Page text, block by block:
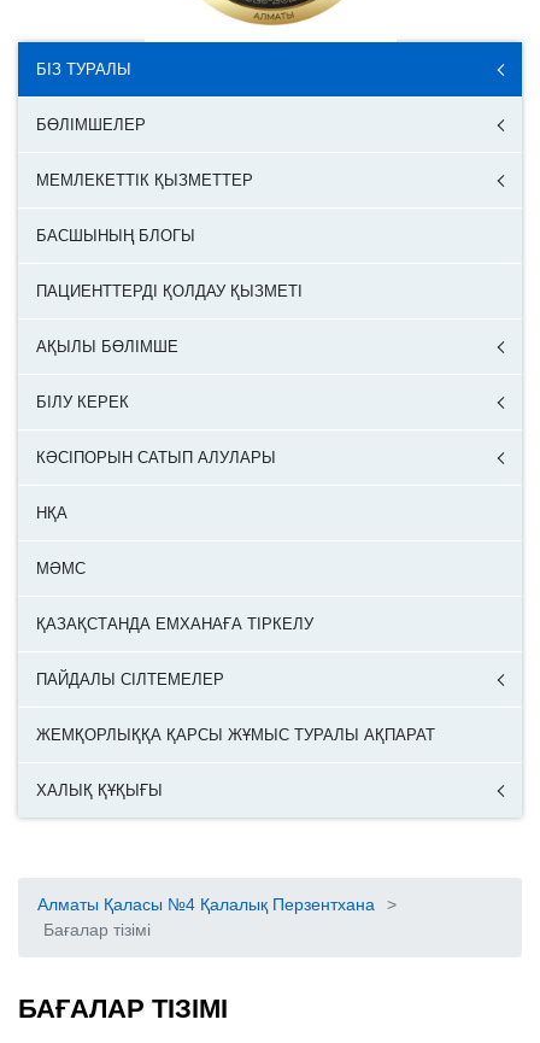
БІЗ ТУРАЛЫ
БӨЛІМШЕЛЕР
МЕМЛЕКЕТТІК ҚЫЗМЕТТЕР
БАСШЫНЫҢ БЛОГЫ
ПАЦИЕНТТЕРДІ ҚОЛДАУ ҚЫЗМЕТІ
АҚЫЛЫ БӨЛІМШЕ
БІЛУ КЕРЕК
КӘСІПОРЫН САТЫП АЛУЛАРЫ
НҚА
МӘМС
ҚАЗАҚСТАНДА ЕМХАНАҒА ТІРКЕЛУ
ПАЙДАЛЫ СІЛТЕМЕЛЕР
ЖЕМҚОРЛЫҚҚА ҚАРСЫ ЖҰМЫС ТУРАЛЫ АҚПАРАТ
ХАЛЫҚ ҚҰҚЫҒЫ
Алматы Қаласы №4 Қалалық Перзентхана
>
Бағалар тізімі
БАҒАЛАР ТІЗІМІ